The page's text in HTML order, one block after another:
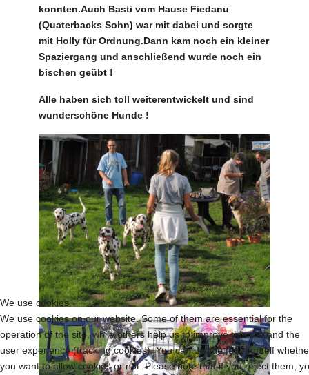
konnten.Auch Basti vom Hause Fiedanu
(Quaterbacks Sohn) war mit dabei und sorgte
mit Holly für Ordnung.Dann kam noch ein kleiner
Spaziergang und anschließend wurde noch ein
bischen geübt !
Alle haben sich toll weiterentwickelt und sind
wunderschöne Hunde !
We use cookies
We use cookies on our website. Some of them are essential for the
operation of the site, while others help us to improve this site and the
user experience (tracking cookies). You can decide for yourself
you want to allow cookies or not. Please note that if you reject them,